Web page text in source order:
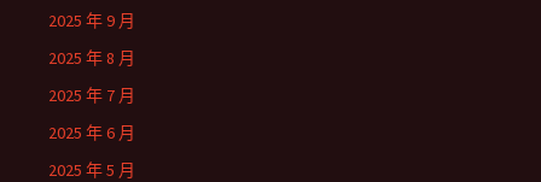
2025 年 9 月
2025 年 8 月
2025 年 7 月
2025 年 6 月
2025 年 5 月